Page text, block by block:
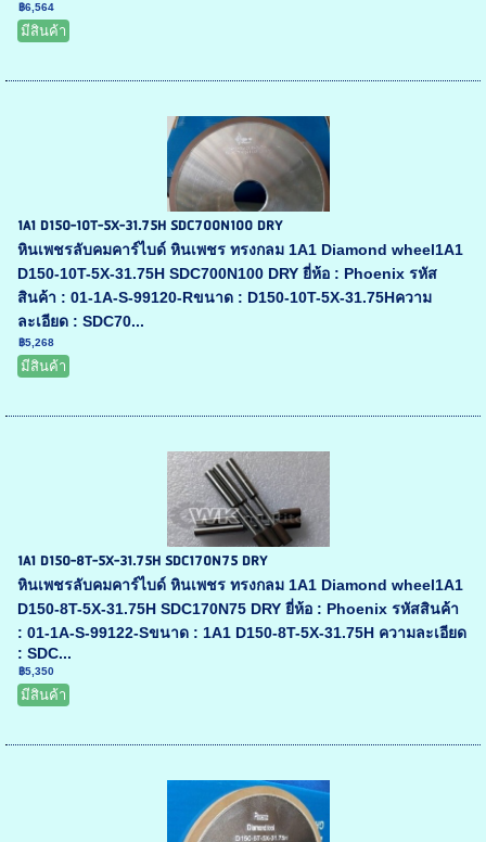
฿6,564
มีสินค้า
1A1 D150-10T-5X-31.75H SDC700N100 DRY
หินเพชรลับคมคาร์ไบด์ หินเพชร ทรงกลม 1A1 Diamond wheel1A1
D150-10T-5X-31.75H SDC700N100 DRY ยี่ห้อ : Phoenix รหัส
สินค้า : 01-1A-S-99120-Rขนาด : D150-10T-5X-31.75Hความ
ละเอียด : SDC70...
฿5,268
มีสินค้า
1A1 D150-8T-5X-31.75H SDC170N75 DRY
หินเพชรลับคมคาร์ไบด์ หินเพชร ทรงกลม 1A1 Diamond wheel1A1
D150-8T-5X-31.75H SDC170N75 DRY ยี่ห้อ : Phoenix รหัสสินค้า
: 01-1A-S-99122-Sขนาด : 1A1 D150-8T-5X-31.75H ความละเอียด
: SDC...
฿5,350
มีสินค้า